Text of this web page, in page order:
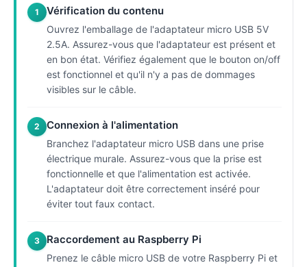
1 Vérification du contenu
Ouvrez l'emballage de l'adaptateur micro USB 5V
2.5A. Assurez-vous que l'adaptateur est présent et
en bon état. Vérifiez également que le bouton on/off
est fonctionnel et qu'il n'y a pas de dommages
visibles sur le câble.
2 Connexion à l'alimentation
Branchez l'adaptateur micro USB dans une prise
électrique murale. Assurez-vous que la prise est
fonctionnelle et que l'alimentation est activée.
L'adaptateur doit être correctement inséré pour
éviter tout faux contact.
3 Raccordement au Raspberry Pi
Prenez le câble micro USB de votre Raspberry Pi et